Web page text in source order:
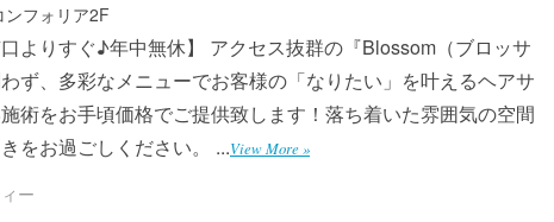
フォリア2F
口よりすぐ♪年中無休】 アクセス抜群の『Blossom（ブロッサ
ず、多彩なメニューでお客様の「なりたい」を叶えるヘアサ
術をお手頃価格でご提供致します！落ち着いた雰囲気の空間
をお過ごしください。 ...View More »
ー